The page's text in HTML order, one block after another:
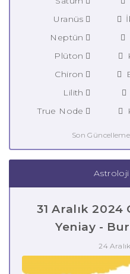
Uranüs
Neptün
Plüton
Chiron
Lilith
True Node
Son
31 Aralık
Yeniay -
24